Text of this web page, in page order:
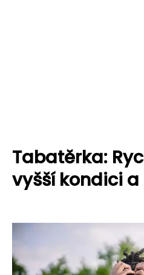
Tabatěrka:
vyšší kondici